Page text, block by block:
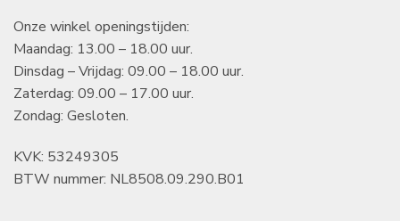
Onze winkel openingstijden:
Maandag: 13.00 – 18.00 uur.
Dinsdag – Vrijdag: 09.00 – 18.00 uur.
Zaterdag: 09.00 – 17.00 uur.
Zondag: Gesloten.
KVK: 53249305
BTW nummer: NL8508.09.290.B01